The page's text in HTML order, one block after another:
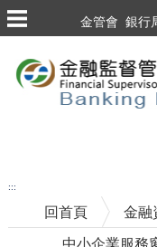
跳到主要內容區塊
金管會 銀行
:::
回首頁 金融
中小企業服務